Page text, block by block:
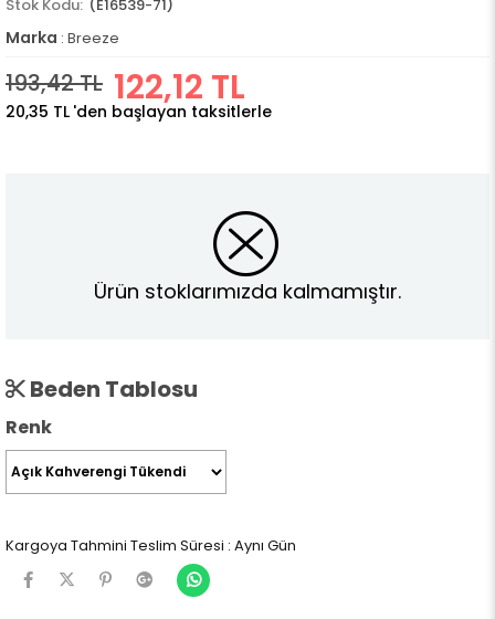
(E16539-71)
Marka : Breeze
193,42 TL 122,12 TL
20,35 TL 'den başlayan taksitlerle
Ürün stoklarımızda kalmamıştır.
Beden Tablosu
Renk
Kargoya Tahmini Teslim Süresi : Aynı Gün